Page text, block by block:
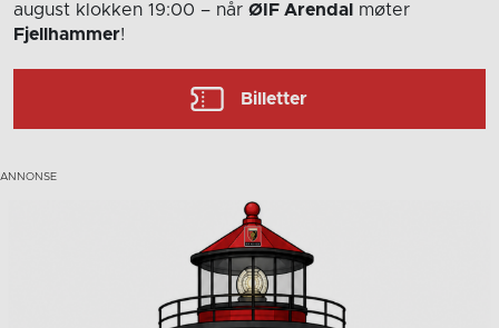
august klokken 19:00 – når ØIF Arendal
møter
Fjellhammer!
Billetter